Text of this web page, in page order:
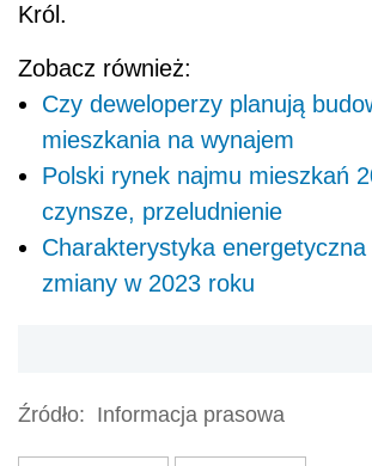
Król.
Zobacz również:
Czy deweloperzy planują
mieszkania na wynajem
Polski rynek najmu mieszkań
czynsze, przeludnienie
Charakterystyka
zmiany w 2023 roku
Źródło: Informacja prasowa